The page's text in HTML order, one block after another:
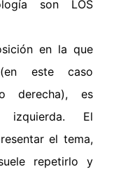
son LOS
en la que
este caso
derecha), es
izquierda. El
el tema,
repetirlo y